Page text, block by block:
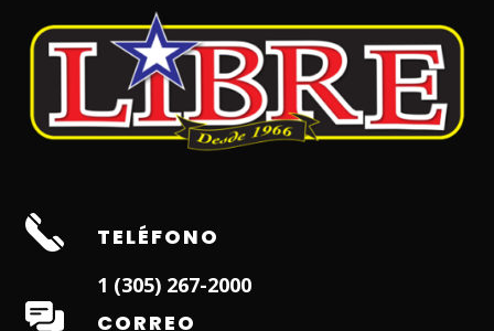
TELÉFONO
1 (305) 267-2000
CORREO